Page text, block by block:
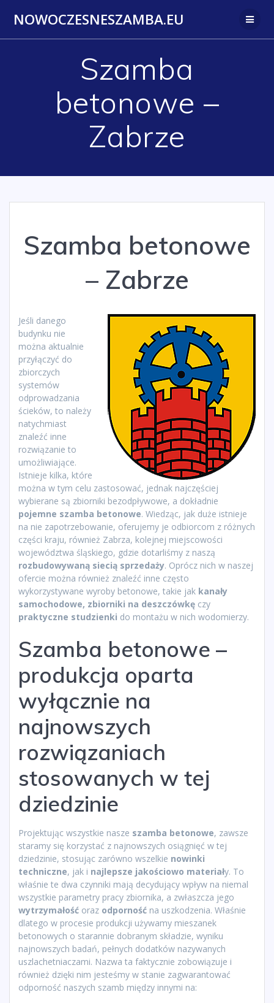
do
NOWOCZESNESZAMBA.EU
Szamba
betonowe –
Zabrze
Szamba betonowe
– Zabrze
Jeśli danego
budynku nie
można aktualnie
przyłączyć do
zbiorczych
systemów
odprowadzania
ścieków, to należy
natychmiast
znaleźć inne
rozwiązanie to
umożliwiające.
Istnieje kilka, które
można w tym celu zastosować, jednak najczęściej
wybierane są zbiorniki bezodpływowe, a dokładnie
pojemne szamba betonowe. Wiedząc, jak duże istnieje
na nie zapotrzebowanie, oferujemy je odbiorcom z różnych
części kraju, również Zabrza, kolejnej miejscowości
województwa śląskiego, gdzie dotarliśmy z naszą
rozbudowywaną siecią sprzedaży. Oprócz nich w naszej
ofercie można również znaleźć inne często
wykorzystywane wyroby betonowe, takie jak kanały
samochodowe, zbiorniki na deszczówkę czy
praktyczne studzienki do montażu w nich wodomierzy.
Szamba betonowe –
produkcja oparta
wyłącznie na
najnowszych
rozwiązaniach
stosowanych w tej
dziedzinie
Projektując wszystkie nasze szamba betonowe, zawsze
staramy się korzystać z najnowszych osiągnięć w tej
dziedzinie, stosując zarówno wszelkie nowinki
techniczne, jak i najlepsze jakościowo materiały. To
właśnie te dwa czynniki mają decydujący wpływ na niemal
wszystkie parametry pracy zbiornika, a zwłaszcza jego
wytrzymałość oraz odporność na uszkodzenia. Właśnie
dlatego w procesie produkcji używamy mieszanek
betonowych o starannie dobranym składzie, wyniku
najnowszych badań, pełnych dodatków nazywanych
uszlachetniaczami. Nazwa ta faktycznie zobowiązuje i
również dzięki nim jesteśmy w stanie zagwarantować
odporność naszych szamb między innymi na: